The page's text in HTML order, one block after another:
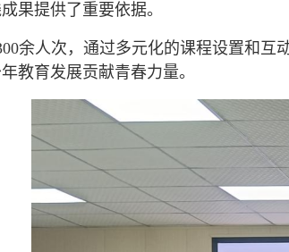
果提供了重要依据。
余人次，通过多元化的课程设置和
教育发展贡献青春力量。